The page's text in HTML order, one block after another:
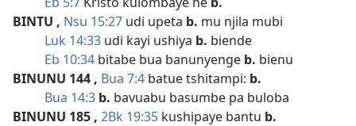
BINTU , Nsu 15:27 udi upeta b. mu njila mubi
Luk 14:33 udi kayi ushiya b. biende
Eb 10:34 bitabe bua banunyenge b. bienu
BINUNU 144 , Bua 7:4 batue tshitampi: b.
Bua 14:3 b. bavuabu basumbe pa buloba
BINUNU 185 , 2Bk 19:35 kushipaye bantu b.